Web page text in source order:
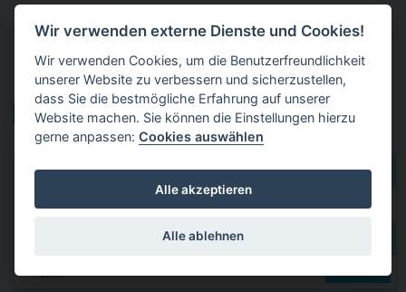
Packung
lange Spitze, Kopflänge: 11,5 mm, ISO 014
Produktvarianten:
dental 2000 hier kaufen
Dental Eggert hier kaufen
GERL
Wir verwenden externe Dienste und Cookies!
Wir verwenden Cookies, um die Benutzerfreundlichkeit
unserer Website zu verbessern und sicherzustellen,
dass Sie die bestmögliche Erfahrung auf unserer
Website machen. Sie können die Einstellungen hierzu
gerne anpassen:Cookies auswählen
Alle akzeptieren
Alle ablehnen